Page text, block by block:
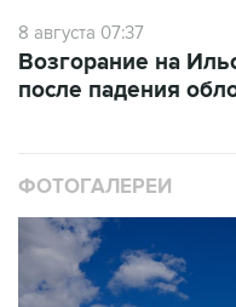
8 августа 07:37
Возгорание на
после падения
ФОТОГАЛЕРЕИ